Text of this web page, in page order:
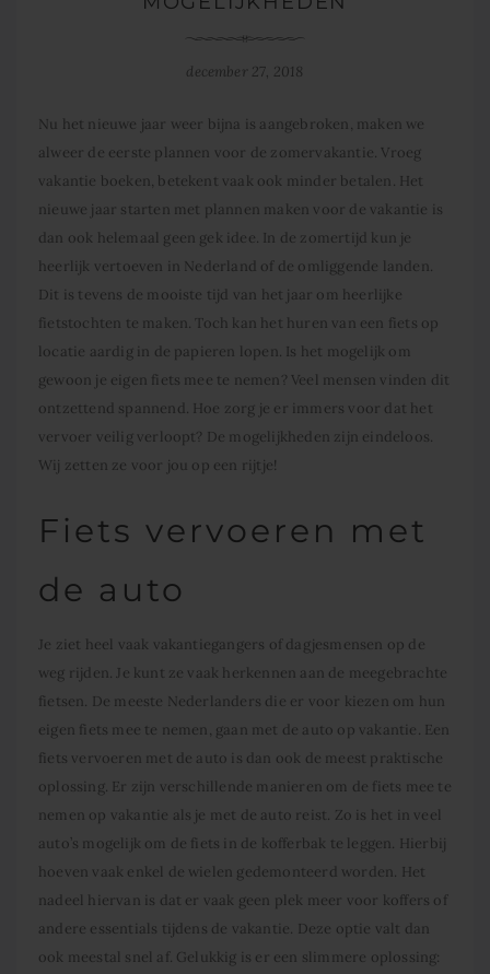
december 27, 2018
Nu het nieuwe jaar weer bijna is aangebroken, maken we
alweer de eerste plannen voor de zomervakantie. Vroeg
vakantie boeken, betekent vaak ook minder betalen. Het
nieuwe jaar starten met plannen maken voor de vakantie is
dan ook helemaal geen gek idee. In de zomertijd kun je
heerlijk vertoeven in Nederland of de omliggende landen.
Dit is tevens de mooiste tijd van het jaar om heerlijke
fietstochten te maken. Toch kan het huren van een fiets op
locatie aardig in de papieren lopen. Is het mogelijk om
gewoon je eigen fiets mee te nemen? Veel mensen vinden dit
ontzettend spannend. Hoe zorg je er immers voor dat het
vervoer veilig verloopt? De mogelijkheden zijn eindeloos.
Wij zetten ze voor jou op een rijtje!
Fiets vervoeren met
de auto
Je ziet heel vaak vakantiegangers of dagjesmensen op de
weg rijden. Je kunt ze vaak herkennen aan de meegebrachte
fietsen. De meeste Nederlanders die er voor kiezen om hun
eigen fiets mee te nemen, gaan met de auto op vakantie. Een
fiets vervoeren met de auto is dan ook de meest praktische
oplossing. Er zijn verschillende manieren om de fiets mee te
nemen op vakantie als je met de auto reist. Zo is het in veel
auto’s mogelijk om de fiets in de kofferbak te leggen. Hierbij
hoeven vaak enkel de wielen gedemonteerd worden. Het
nadeel hiervan is dat er vaak geen plek meer voor koffers of
andere essentials tijdens de vakantie. Deze optie valt dan
ook meestal snel af. Gelukkig is er een slimmere oplossing: